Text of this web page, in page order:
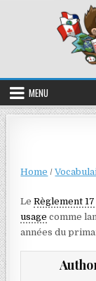
MENU
Home /
LeRèglement 17
usage comme
années du